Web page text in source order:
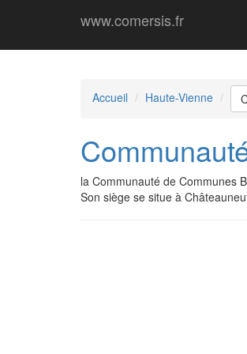
www.comersis.fr
Accueil Haute-Vienne
la Communauté de Communes
Son siège se situe à